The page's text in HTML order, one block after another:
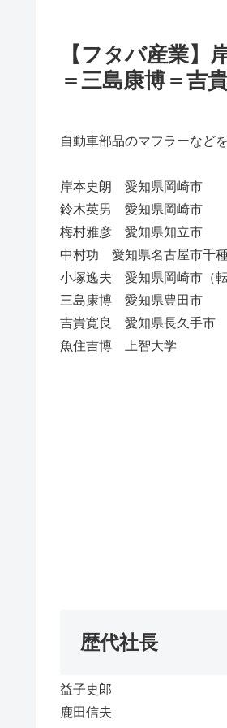
【フタバ産業】
＝三島康博＝吉
自動車部品のマフラーなど
岸本史朗 愛知県岡崎市
鈴木英男 愛知県岡崎市
梅村雅彦 愛知県知立市
中村功 愛知県名古屋市千
小塚逸夫 愛知県岡崎市（転
三島康博 愛知県豊田市
吉貴寛良 愛知県長久手市
魚住吉博 上智大学
歴代社長
益子史郎
鹿田信夫